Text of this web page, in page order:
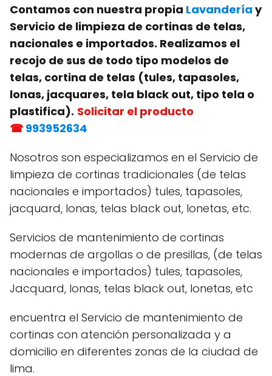
Contamos con nuestra propia Lavandería y
Servicio de limpieza de cortinas de telas,
nacionales e importados. Realizamos el
recojo de sus de todo tipo modelos de
telas, cortina de telas (tules, tapasoles,
lonas, jacquares, tela black out, tipo tela o
plastifica). Solicitar el producto
☎ 993952634
Nosotros son especializamos en el Servicio de
limpieza de cortinas tradicionales (de telas
nacionales e importados) tules, tapasoles,
jacquard, lonas, telas black out, lonetas, etc.
Servicios de mantenimiento de cortinas
modernas de argollas o de presillas, (de telas
nacionales e importados) tules, tapasoles,
Jacquard, lonas, telas black out, lonetas, etc
encuentra el Servicio de mantenimiento de
cortinas con atención personalizada y a
domicilio en diferentes zonas de la ciudad de
lima.